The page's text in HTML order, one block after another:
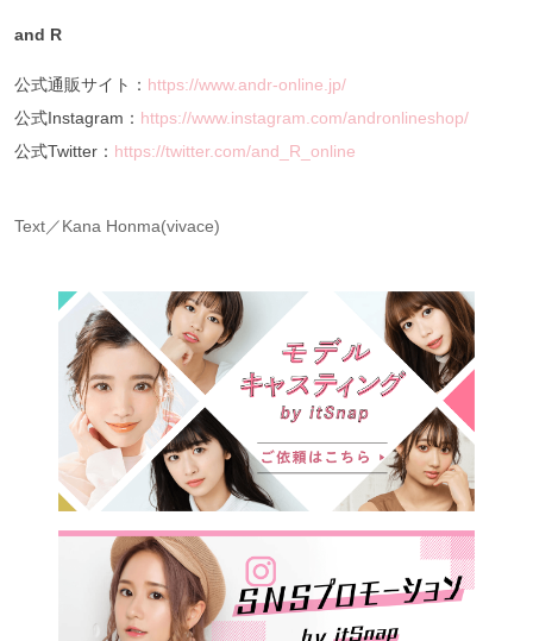
and R
公式通販サイト： https://www.andr-online.jp/
公式Instagram： https://www.instagram.com/andronlineshop/
公式Twitter： https://twitter.com/and_R_online
Text／Kana Honma(vivace)